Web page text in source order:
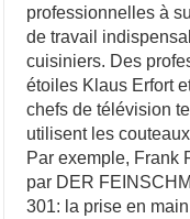
professionnelles à
de travail
cuisiniers. Des
étoiles Klaus Erfort
chefs de télévision
utilisent les
Par exemple, Frank
par DER
301: la prise en